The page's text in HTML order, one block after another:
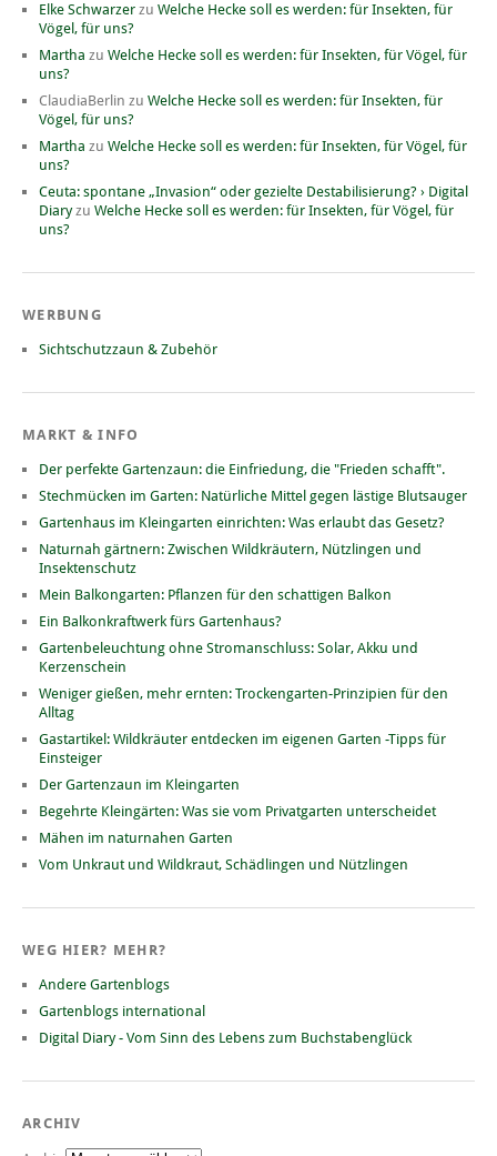
Elke Schwarzer zu Welche Hecke soll es werden: für Insekten, für
Vögel, für uns?
Martha zu Welche Hecke soll es werden: für Insekten, für Vögel, für
uns?
ClaudiaBerlin zu Welche Hecke soll es werden: für Insekten, für
Vögel, für uns?
Martha zu Welche Hecke soll es werden: für Insekten, für Vögel, für
uns?
Ceuta: spontane „Invasion“ oder gezielte Destabilisierung? › Digital
Diaryzu Welche Hecke soll es werden: für Insekten, für Vögel, für
uns?
WERBUNG
Sichtschutzzaun & Zubehör
MARKT & INFO
Der perfekte Gartenzaun: die Einfriedung, die "Frieden schafft".
Stechmücken im Garten: Natürliche Mittel gegen lästige Blutsauger
Gartenhaus im Kleingarten einrichten: Was erlaubt das Gesetz?
Naturnah gärtnern: Zwischen Wildkräutern, Nützlingen und
Insektenschutz
Mein Balkongarten: Pflanzen für den schattigen Balkon
Ein Balkonkraftwerk fürs Gartenhaus?
Gartenbeleuchtung ohne Stromanschluss: Solar, Akku und
Kerzenschein
Weniger gießen, mehr ernten: Trockengarten-Prinzipien für den
Alltag
Gastartikel: Wildkräuter entdecken im eigenen Garten -Tipps für
Einsteiger
Der Gartenzaun im Kleingarten
Begehrte Kleingärten: Was sie vom Privatgarten unterscheidet
Mähen im naturnahen Garten
Vom Unkraut und Wildkraut, Schädlingen und Nützlingen
WEG HIER? MEHR?
Andere Gartenblogs
Gartenblogs international
Digital Diary - Vom Sinn des Lebens zum Buchstabenglück
ARCHIV